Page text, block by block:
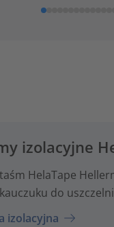
izolacyjne
HelaTape
kauczuku do
izolacyjna